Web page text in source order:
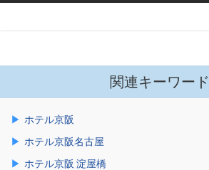
関連キーワード
ホテル京阪
ホテル京阪名古屋
ホテル京阪 淀屋橋